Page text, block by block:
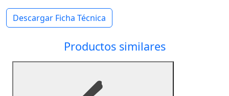
Descargar Ficha Técnica
Productos similares